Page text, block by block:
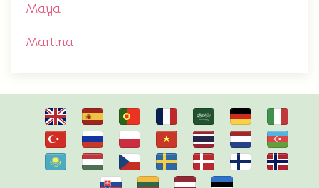
Maya
Martina